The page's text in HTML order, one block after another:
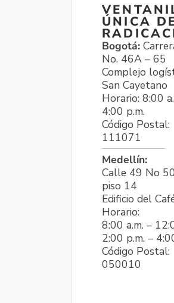
ÚNICA
Bogotá:
No. 46A – 65
Complejo
San Cayetano
Horario: 8:00
4:00 p.m.
Código Postal:
111071
Medellín:
Calle 49 No
piso 14
Edificio del
Horario:
8:00 a.m. –
2:00 p.m. –
Código Postal:
050010